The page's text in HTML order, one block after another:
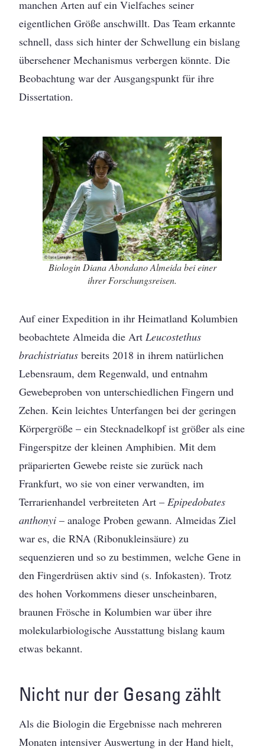
manchen Arten auf ein Vielfaches seiner
eigentlichen Größe anschwillt. Das Team erkannte
schnell, dass sich hinter der Schwellung ein bislang
übersehener Mechanismus verbergen könnte. Die
Beobachtung war der Ausgangspunkt für ihre
Dissertation.
Biologin Diana Abondano Almeida bei einer
ihrer Forschungsreisen.
Auf einer Expedition in ihr Heimatland Kolumbien
beobachtete Almeida die ArtLeucostethus
brachistriatus bereits 2018 in ihrem natürlichen
Lebensraum, dem Regenwald, und entnahm
Gewebeproben von unterschiedlichen Fingern und
Zehen. Kein leichtes Unterfangen bei der geringen
Körpergröße – ein Stecknadelkopf ist größer als eine
Fingerspitze der kleinen Amphibien. Mit dem
präparierten Gewebe reiste sie zurück nach
Frankfurt, wo sie von einer verwandten, im
Terrarienhandel verbreiteten Art –Epipedobates
anthonyi – analoge Proben gewann. Almeidas Ziel
war es, die RNA (Ribonukleinsäure) zu
sequenzieren und so zu bestimmen, welche Gene in
den Fingerdrüsen aktiv sind (s. Infokasten). Trotz
des hohen Vorkommens dieser unscheinbaren,
braunen Frösche in Kolumbien war über ihre
molekularbiologische Ausstattung bislang kaum
etwas bekannt.
Nicht nur der Gesang zählt
Als die Biologin die Ergebnisse nach mehreren
Monaten intensiver Auswertung in der Hand hielt,